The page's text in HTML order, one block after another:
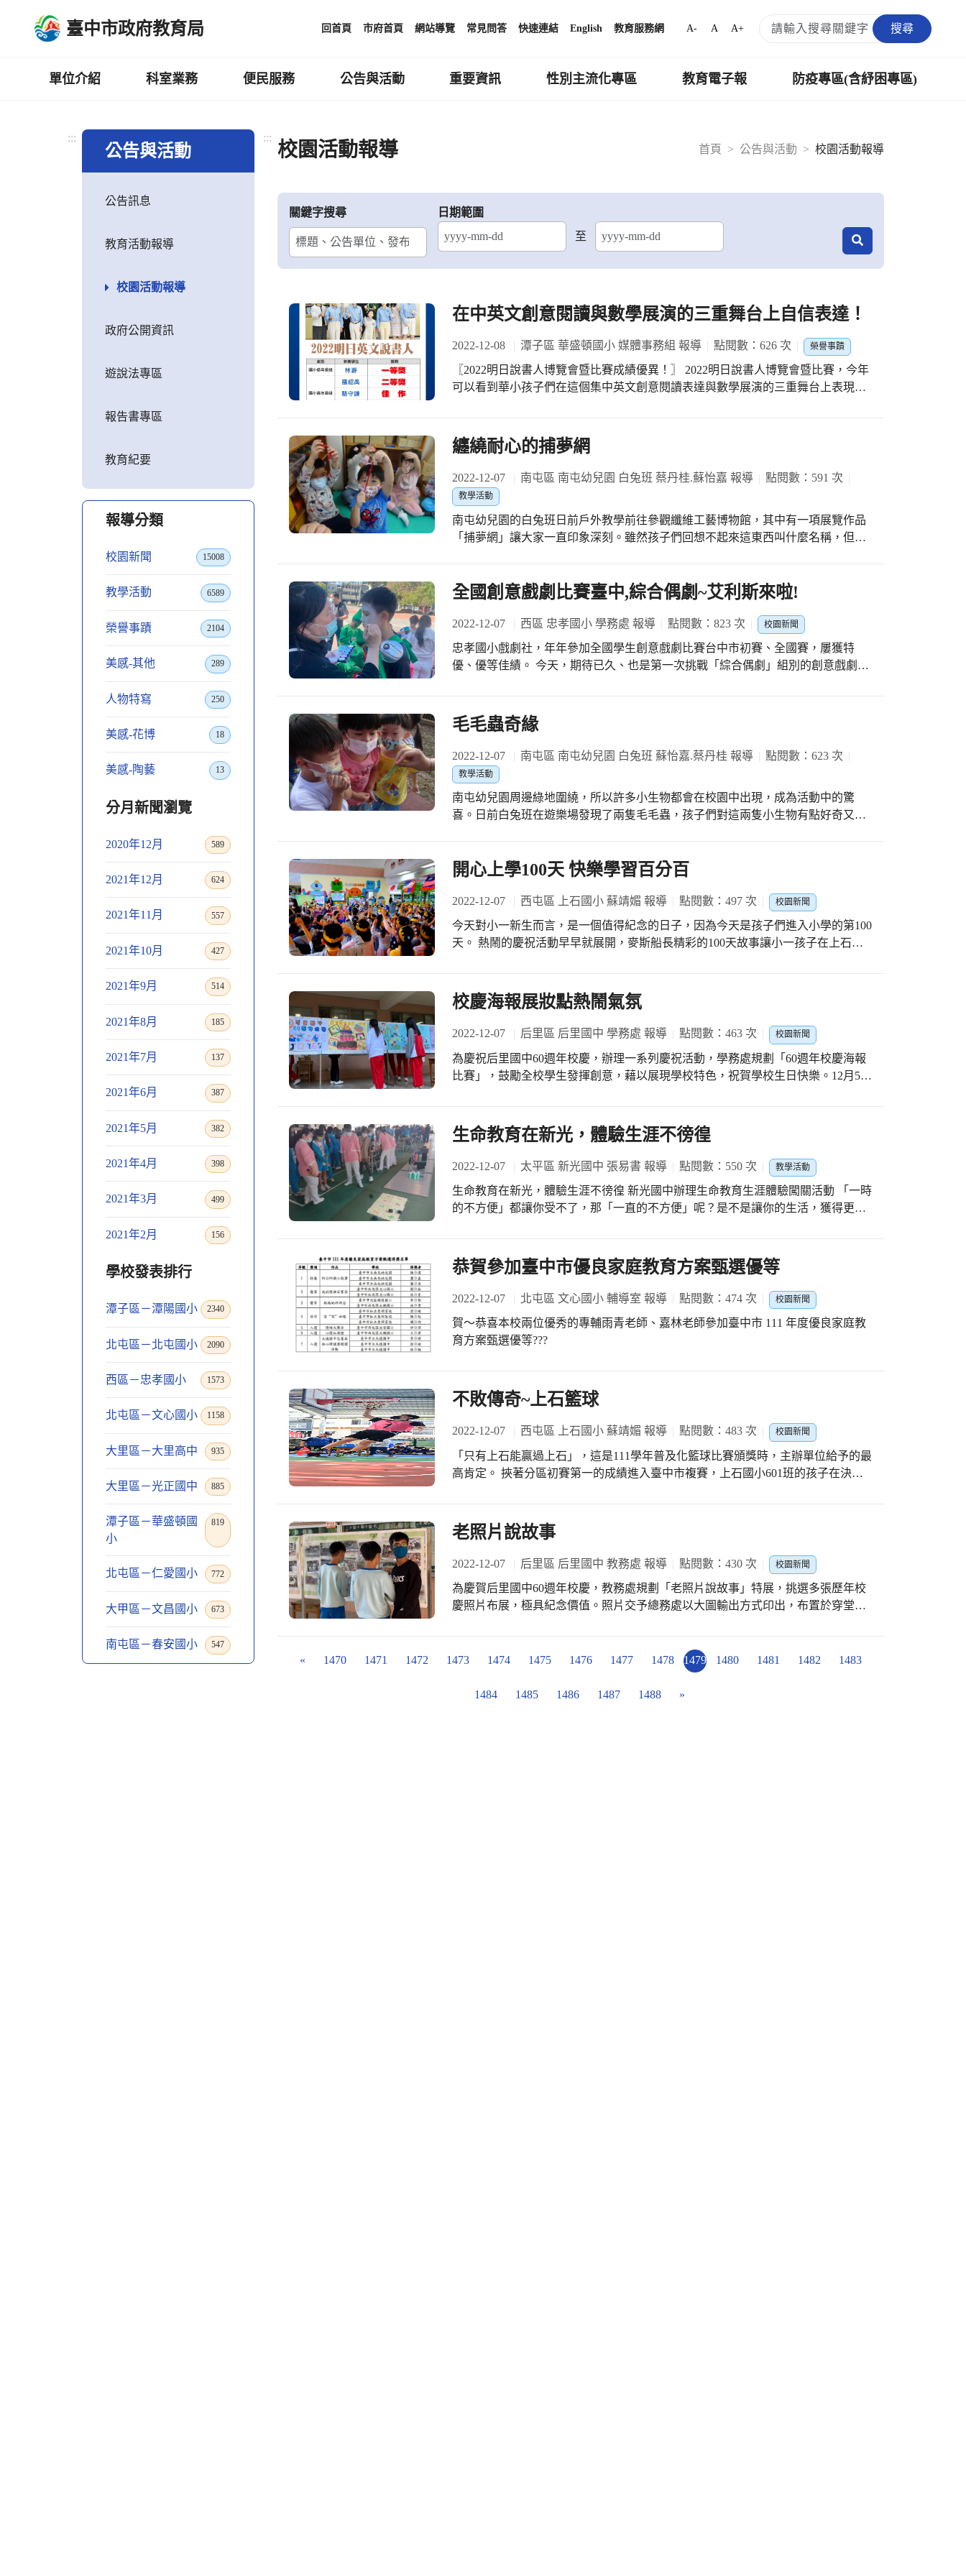
臺中市政府教育局 回首頁 市府首頁 網站導覽 常見問答 快速連結 English 教育服務網 A- A A+ 搜尋
單位介紹 科室業務 便民服務 公告與活動 重要資訊 性別主流化專區 教育電子報 防疫專區(含紓困專區)
:::
公告與活動
公告訊息
教育活動報導
校園活動報導
政府公開資訊
遊說法專區
報告書專區
教育紀要
報導分類
校園新聞 15008
教學活動 6589
榮譽事蹟 2104
美感-其他 289
人物特寫 250
美感-花博 18
美感-陶藝 13
分月新聞瀏覽
2020年12月 589
2021年12月 624
2021年11月 557
2021年10月 427
2021年9月 514
2021年8月 185
2021年7月 137
2021年6月 387
2021年5月 382
2021年4月 398
2021年3月 499
2021年2月 156
學校發表排行
潭子區－潭陽國小 2340
北屯區－北屯國小 2090
西區－忠孝國小 1573
北屯區－文心國小 1158
大里區－大里高中 935
大里區－光正國中 885
潭子區－華盛頓國
小
819
北屯區－仁愛國小 772
大甲區－文昌國小 673
南屯區－春安國小 547
:::
首頁
公告與活動 校園活動報導
校園活動報導
關鍵字搜尋
日期範圍
至
結束日期
在中英文創意閱讀與數學展演的三重舞台上自信表達！
2022-12-08 潭子區 華盛頓國小 媒體事務組 報導 點閱數：626 次 榮譽事蹟
〖2022明日說書人博覽會暨比賽成績優異！〗 2022明日說書人博覽會暨比賽，今年
可以看到華小孩子們在這個集中英文創意閱讀表達與數學展演的三重舞台上表現亮
幕，隨著抑揚頓挫的中英文聲調，走向他們想要帶領觀眾進入的閱讀與數學世界。
繼之前的明日數學家得獎報導，這次也有2022明日說書人、2022明日英文說書人的
獲獎影像連結，邀請您一起欣賞這些精彩的畫面。 恭喜這次獲獎的每一位同學，看
著你們在鏡頭前發光發熱，這就是華小孩子最讓人引以為傲的真實模樣！
纏繞耐心的捕夢網
2022-12-07 南屯區 南屯幼兒園 白兔班 蔡丹桂.蘇怡嘉 報導 點閱數：591 次
教學活動
南屯幼兒園的白兔班日前戶外教學前往參觀纖維工藝博物館，其中有一項展覽作品
「捕夢網」讓大家一直印象深刻。雖然孩子們回想不起來這東西叫什麼名稱，但記
夢幾乎都是看卡通或恐怖的電視而影響的，這也驗證了慎選觀看影片的重要性。至
孩子的期望。 在分享完自己的好夢和噩夢後，老師與孩子們討論捕夢網的構成材
料。孩子有提到需要用線纏繞，才能做成漂亮的圖形。不過在纏繞前要先固定線，
所以老師先引導孩子練習打單結，經過幾次的示範和口訣，班上許多孩子都可以慢
設定一個主題，如形狀、顏色的題目去畫，從中慢慢培養美感。在捕夢穿線步驟，
回事，所以打結的部分還是需要老師協助完成，之後孩子才可以進行穿線的步驟，
透過不斷鼓勵與引導，孩子們才能堅持到最後完成。 白兔班老師提到，這次的捕夢
網是孩子的一個很大挑戰，從捕夢網的認識到製作捕夢網過程，透過毛線練習穿、
繞、綁、撕技能，除了訓練精細動作，也考驗了孩子的耐心和專注力。雖然挫折重
來打基礎的，孩子為了讓自己的作品漂亮，會調整自己耐心，就算重用也都換一再
上師生同心合作，才能順利完成捕夢網的創作。
全國創意戲劇比賽臺中,綜合偶劇~艾利斯來啦!
2022-12-07 西區 忠孝國小 學務處 報導 點閱數：823 次 校園新聞
忠孝國小戲劇社，年年參加全國學生創意戲劇比賽台中市初賽、全國賽，屢獲特
優、優等佳績。 今天，期待已久、也是第一次挑戰「綜合偶劇」組別的創意戲劇比
重要。 感謝戲劇社的指導老師，簡貝貝、安利老師辛苦指導，學生們的精彩表現，
希望再次獲得評審團專業評選，奪得好成績！
毛毛蟲奇緣
2022-12-07 南屯區 南屯幼兒園 白兔班 蘇怡嘉.蔡丹桂 報導 點閱數：623 次
教學活動
南屯幼兒園周邊綠地圍繞，所以許多小生物都會在校園中出現，成為活動中的驚
喜。日前白兔班在遊樂場發現了兩隻毛毛蟲，孩子們對這兩隻小生物有點好奇又有
留下來。 翌日回到教室後的團體討論時間，孩子們針對牠們的外形取了名字：毛很
像可樂罐）；有孩子認為牠有可能會變蝴蝶，也有人覺得也許會是蛾！孩子們七嘴
八舌的討論著。孩子們說：「因為毛毛蟲是蝴蝶或是蛾的小寶寶時的樣子，但是等
牠們長大之後就會變得不一樣了」有人也補充道：「就像我人一樣，分成男生和女
們吃什麼葉子，因為葉子太多種類了；有人覺得毛毛蟲應該會比較喜歡住在戶外。
毛蟲生長的歷程，也透過毛毛蟲飼養影片讓孩子了解，把握了這次的生態機會教
育。趁著這個發現與興趣，老師用毛根創作了毛毛與可樂，因為孩子們猜牠們兩個
有可能是蝴蝶也有可能是蛾，所以大家決定將長大後的毛毛與可樂也製作了出來。
路。因此的藝術活動利用彩色筆、廚房紙巾、滴管，進行渲染遊戲，孩子們先用彩
色筆在廚房紙巾上畫上自己喜歡的顏色及圖案後，再用滴管，慢慢的把水滴在畫好
的廚房紙巾，孩子們看到彩色筆碰到水暈開時顏色產生的變化都很興奮，在觀察水
暈開的同，孩子們紛紛地喊著：「我看到紅色加上藍色變紫色了耶」、「黃色和藍
色變綠色了」、「我剛剛畫的顏色變成一圈一圈了」，孩子發現顏色轉變的時開心
和驚喜的模樣實在很有趣。 雖然在這活動裡，孩子們在遊戲場發現毛毛和可樂後並
牠們短暫的相遇，並把這段美好記憶呈現出來。孩子們也說，這一些都是祝福毛毛
開心上學100天 快樂學習百分百
2022-12-07 西屯區 上石國小 蘇靖媚 報導 點閱數：497 次 校園新聞
今天對小一新生而言，是一個值得紀念的日子，因為今天是孩子們進入小學的第100
天。 熱鬧的慶祝活動早早就展開，麥斯船長精彩的100天故事讓小一孩子在上石展
一早就吸引了所有師生的目光，這些都是上石國小為孩子精心準備的禮物。 搭配著
國際教育課程，孩子們先欣賞的來自韓國學伴的祝福，雖然不一定聽得懂韓語，但
透過影片，透過學伴手中繽紛的卡片和輕快的生日歌旋律我們還是可以感受到滿滿
的祝福。接下來，英語老師的帶動唱將氣氛炒到最高點，最後，還有各班導師對孩
子們的祝福和期許，期望每一位孩子都能在未來的學習路上成為最棒的自己。 最
後，100天紀念日除了留下美好的回憶，當然更要留下美麗的影像，在專業立馬拍的
校慶海報展妝點熱鬧氣氛
2022-12-07 后里區 后里國中 學務處 報導 點閱數：463 次 校園新聞
為慶祝后里國中60週年校慶，辦理一系列慶祝活動，學務處規劃「60週年校慶海報
比賽」，鼓勵全校學生發揮創意，藉以展現學校特色，祝賀學校生日快樂。12月5日
得。預計在完成影片後剪輯將上傳網路，完整紀實呈現此次活動。 賴勝豐校長表
示，各個作品充分運用想象力，融入校園文化，以色彩和背景來烘托校慶主題，透
過排版讓每一個圖樣和符號都隱含象徵意味，充分表現對於學校強烈情感。
生命教育在新光，體驗生涯不徬徨
2022-12-07 太平區 新光國中 張易書 報導 點閱數：550 次 教學活動
生命教育在新光，體驗生涯不徬徨 新光國中辦理生命教育生涯體驗闖關活動 「一時
的不方便」都讓你受不了，那「一直的不方便」呢？是不是讓你的生活，獲得更多
時……，你在這樣的情境中，切身的感受為何，仁德醫護的老師、學長、學姐，在
介紹活動時，除了帶入專業的生涯群科介紹之外，也讓現場的孩子感受身體傷殘、
身體缺憾、身體功能的無法發揮時，對日常生活的影響是什麼。 除了體驗的活動之
外，輔導室也設計了學習單的省思，在體驗活動之於，在闖關的空檔時間，可以看
到新光的孩子，把握時間，把自己的回饋、感受，書寫在學習單上頭。 新光孩子的
很棒，源自於我們的導師很用心，在整場的體驗活動中，導師都跟在班級旁，做著
恭賀參加臺中市優良家庭教育方案甄選優等
2022-12-07 北屯區 文心國小 輔導室 報導 點閱數：474 次 校園新聞
賀～恭喜本校兩位優秀的專輔雨青老師、嘉林老師參加臺中市 111 年度優良家庭教
育方案甄選優等???
不敗傳奇~上石籃球
2022-12-07 西屯區 上石國小 蘇靖媚 報導 點閱數：483 次 校園新聞
「只有上石能贏過上石」，這是111學年普及化籃球比賽頒獎時，主辦單位給予的最
高肯定。 挾著分區初賽第一的成績進入臺中市複賽，上石國小601班的孩子在決賽
命中率，罰球線投籃一顆顆漂亮的空心球，行雲流水般的拋接過程，選手全神貫注
的神情與場邊賣力整齊的加油聲，聲聲扣人心弦，球球吸引目光，整場競賽的過程
讓人緊張戰慄激動。 穩定的手感，傲人的成績，來自孩子無數次的練習，來自金牌
教練明確的指導，來自導師穩定軍心，來自所有默默支持的家長。上石國小籃球不
敗傳奇繼續累積，讓我們期待上石國小再破上石紀錄。 上石最堅強籃球指導團 王牌
領隊:劉益嘉校長 全能經理:徐淑珍組長 金牌教練:彭傳家老師 心靈導師:徐翊軒老師
老照片說故事
2022-12-07 后里區 后里國中 教務處 報導 點閱數：430 次 校園新聞
為慶賀后里國中60週年校慶，教務處規劃「老照片說故事」特展，挑選多張歷年校
慶照片布展，極具紀念價值。照片交予總務處以大圖輸出方式印出，布置於穿堂。
校友們返校觀賞，重溫當年回憶，為我們的學生說說照片裡的故事。
« 1470 1471 1472 1473 1474 1475 1476 1477 1478 1479 1480 1481 1482 1483
1484 1485 1486 1487 1488 »